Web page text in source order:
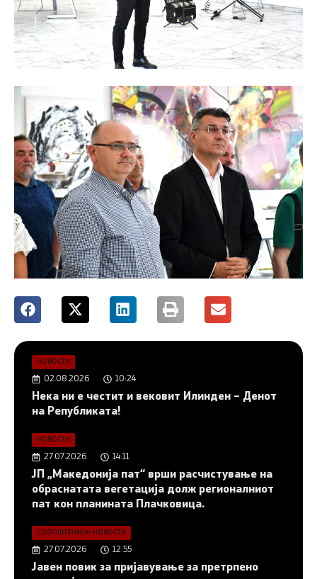
НОВОСТИ
02.08.2026 10:24
Нека ни е честит и вековит Илинден – Денот
на Републиката!
НОВОСТИ
27.07.2026 14:11
ЈП „Македонија пат“ врши расчистување на
обраснатата вегетација долж регионалниот
пат кон планината Плачковица.
СООПШТЕНИЈА• НОВОСТИ
27.07.2026 12:55
Јавен повик за пријавување за претрпено